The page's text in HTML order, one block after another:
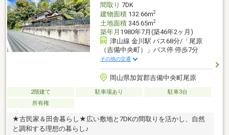
間取り 7DK
建物面積132.66m2
土地面積345.65m2
築年月 1980年7月(築46年2ヶ月)
津山線 金川駅 バス68分/「尾原
（吉備中央町）」バス停 停歩7分
その他の交通
岡山県加賀郡吉備中央町尾原
2階建て 駐車場あり
駐車3台
所有権
★古民家＆田舎暮らし★広い敷地と7DKの間取りを活かし、自然
と調和する理想の暮らし♪